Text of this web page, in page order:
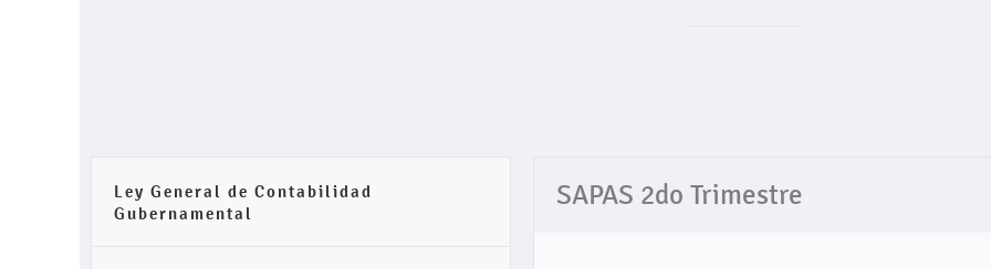
Ley General de Contabilidad
Gubernamental
SAPAS 2do Trimestre